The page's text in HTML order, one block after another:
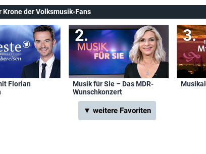
Krone der Volksmusik-Fans
Florian
Musik für Sie – Das MDR-
Wunschkonzert
▼ weitere Favoriten